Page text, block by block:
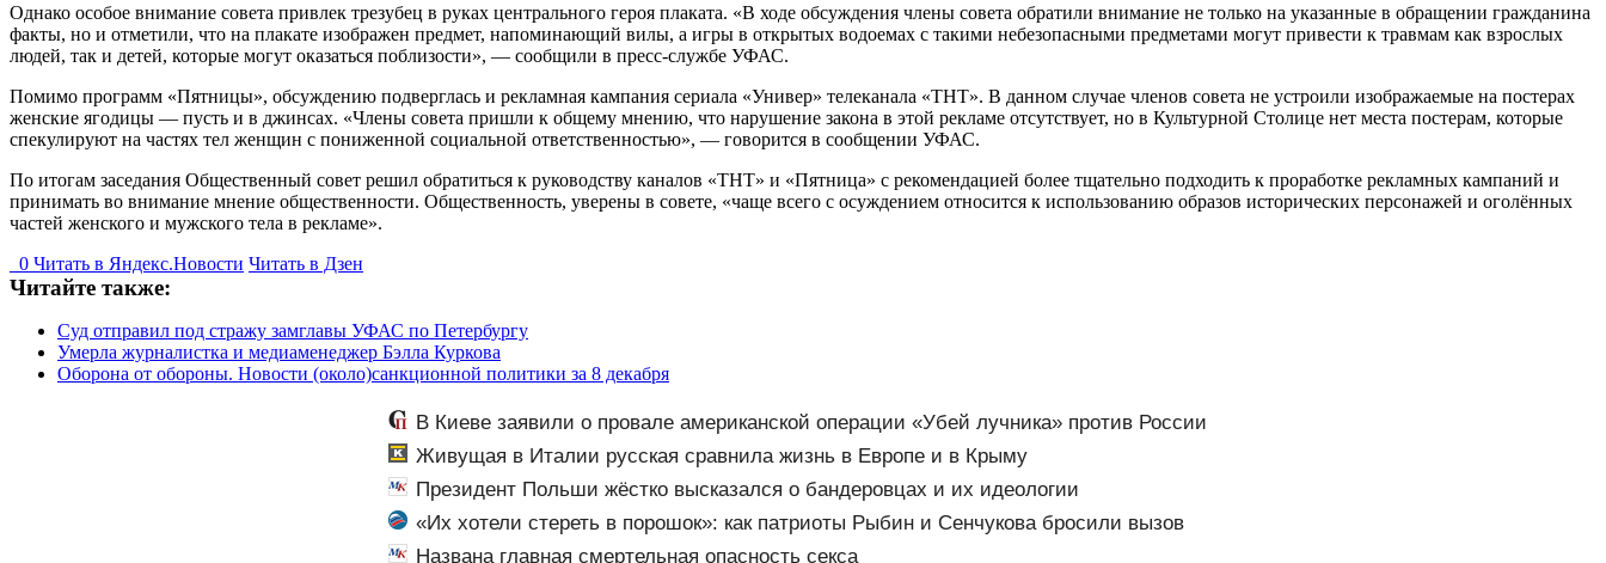
Однако особое внимание совета привлек трезубец в руках центрального героя плаката. «В ходе обсуждения члены совета обратили внимание не только на указанные в обращении гражданина
факты, но и отметили, что на плакате изображен предмет, напоминающий вилы, а игры в открытых водоемах с такими небезопасными предметами могут привести к травмам как взрослых
людей, так и детей, которые могут оказаться поблизости», — сообщили в пресс-службе УФАС.
Помимо программ «Пятницы», обсуждению подверглась и рекламная кампания сериала «Универ» телеканала «ТНТ». В данном случае членов совета не устроили изображаемые на постерах
женские ягодицы — пусть и в джинсах. «Члены совета пришли к общему мнению, что нарушение закона в этой рекламе отсутствует, но в Культурной Столице нет места постерам, которые
спекулируют на частях тел женщин с пониженной социальной ответственностью», — говорится в сообщении УФАС.
По итогам заседания Общественный совет решил обратиться к руководству каналов «ТНТ» и «Пятница» с рекомендацией более тщательно подходить к проработке рекламных кампаний и
принимать во внимание мнение общественности. Общественность, уверены в совете, «чаще всего с осуждением относится к использованию образов исторических персонажей и оголённых
частей женского и мужского тела в рекламе».
0 Читать в Яндекс.Новости Читать в Дзен
Читайте также:
Суд отправил под стражу замглавы УФАС по Петербургу
Умерла журналистка и медиаменеджер Бэлла Куркова
Оборона от обороны. Новости (около)санкционной политики за 8 декабря
В Киеве заявили о провале американской операции «Убей лучника» против России
Живущая в Италии русская сравнила жизнь в Европе и в Крыму
Президент Польши жёстко высказался о бандеровцах и их идеологии
«Их хотели стереть в порошок»: как патриоты Рыбин и Сенчукова бросили вызов
«гнилому шоу-бизу»
Названа главная смертельная опасность секса